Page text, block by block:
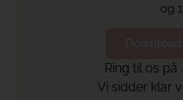
og
Ring til os på
Vi sidder klar